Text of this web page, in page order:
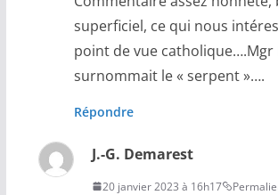
superficiel, ce qui nous
point de vue catholique….Mgr
surnommait le « serpent »….
Répondre
J.-G. Demarest
20 janvier 2023 à 16h17